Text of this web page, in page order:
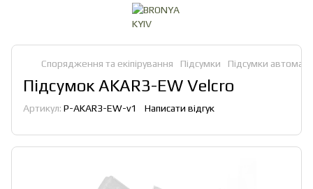
Спорядження та екіпірування Підсумки Підсумки
Підсумок AKAR3-EW Velcro
Артикул: P-AKAR3-EW-v1 Написати відгук